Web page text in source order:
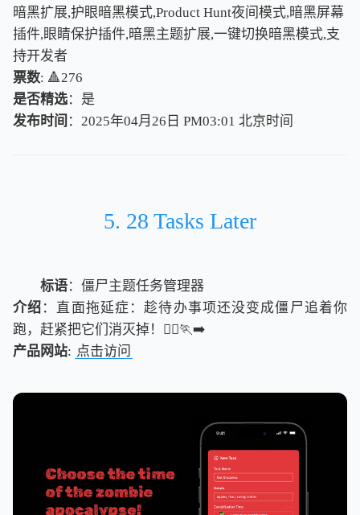
暗黑扩展,护眼暗黑模式,Product Hunt夜间模式,暗黑屏幕
插件,眼睛保护插件,暗黑主题扩展,一键切换暗黑模式,支
持开发者
票数: 🔺276
是否精选：是
发布时间 ：2025年04月26日 PM03:01 北京时间
北京时间
5. 28 Tasks Later
标语：僵尸主题任务管理器
介绍 ：直面拖延症：趁待办事项还没变成僵尸追着你
跑，赶紧把它们消灭掉！🧟‍♂️🏃‍➡️
产品网站: 点击访问